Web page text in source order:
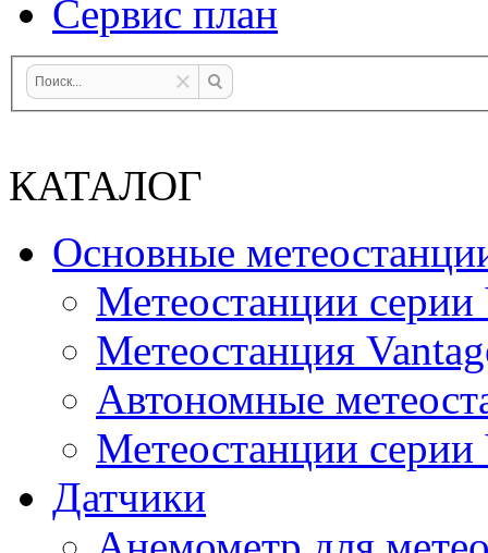
Сервис план
КАТАЛОГ
Основные
Метеостанции
Метеостанция
Автономные
Метеостанции серии
Датчики